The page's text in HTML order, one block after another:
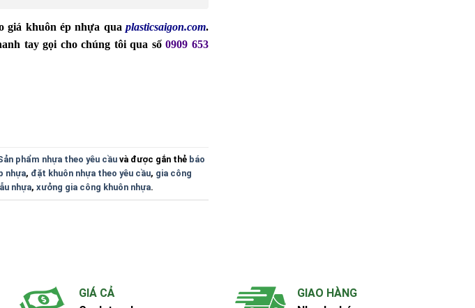
giá khuôn ép nhựa quaplasticsaigon.com.
tay gọi cho chúng tôi qua số0909 653
phẩm nhựa theo yêu cầu và được gắn thẻ báo
nhựa, đặt khuôn nhựa theo yêu cầu, gia công
nhựa, xưởng gia công khuôn nhựa.
GIÁ CẢ
GIAO HÀNG